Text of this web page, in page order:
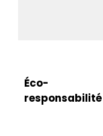
Éco-
responsabilité